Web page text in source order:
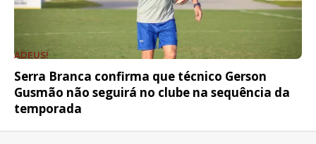
ADEUS!
Serra Branca confirma que técnico Gerson
Gusmão não seguirá no clube na sequência da
temporada